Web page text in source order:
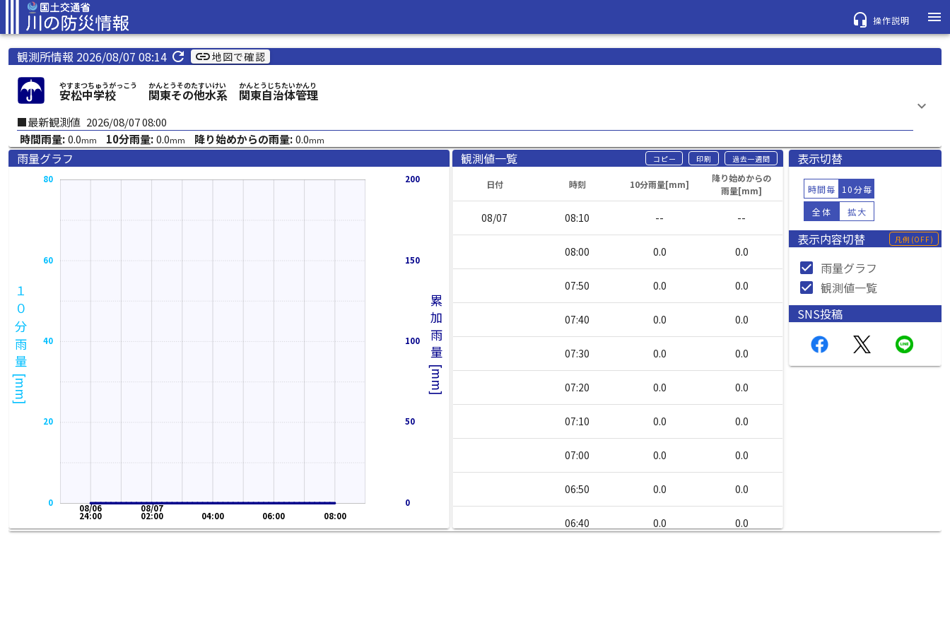
headset_mic 操作説明 menu
観測所情報 2026/08/07 08:14 refresh link地図で確認
やすまつちゅうがっこう
安松中学校
かんとうそのたすいけい
関東その他水系
かんとうじちたいかんり
関東自治体管理
■最新観測値 2026/08/07 08:00
時間雨量:0.0mm 10分雨量:0.0mm 降り始めからの雨量:0.0mm
keyboard_arrow_down
雨量グラフ
0
20
40
60
80
１０分雨量[mm]
08:00
06:00
04:00
08/07
02:00
08/06
24:00
0
50
100
150
200
累加雨量[mm]
観測値一覧 コピー 印刷 過去一週間
日付 時刻 10分雨量[mm]
降り始めからの
雨量[mm]
08/07 08:10 -- --
08:00 0.0 0.0
07:50 0.0 0.0
07:40 0.0 0.0
07:30 0.0 0.0
07:20 0.0 0.0
07:10 0.0 0.0
07:00 0.0 0.0
06:50 0.0 0.0
06:40 0.0 0.0
表示切替
時間毎
10分毎
全体
拡大
表示内容切替 凡例 (OFF)
check_box 雨量グラフ
check_box 観測値一覧
SNS投稿